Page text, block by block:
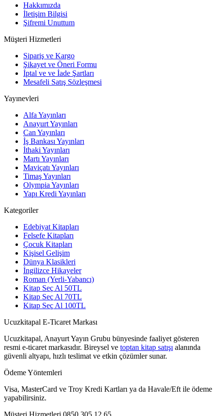
Hakkımızda
İletişim Bilgisi
Şifremi Unuttum
Müşteri Hizmetleri
Sipariş ve Kargo
Şikayet ve Öneri Formu
İptal ve ve İade Şartları
Mesafeli Satış Sözleşmesi
Yayınevleri
Alfa Yayınları
Anayurt Yayınları
Can Yayınları
İş Bankası Yayınları
İthaki Yayınları
Martı Yayınları
Maviçatı Yayınları
Timaş Yayınları
Olympia Yayınları
Yapı Kredi Yayınları
Kategoriler
Edebiyat Kitapları
Felsefe Kitapları
Çocuk Kitapları
Kişisel Gelişim
Dünya Klasikleri
İngilizce Hikayeler
Roman (Yerli-Yabancı)
Kitap Seç Al 50TL
Kitap Seç Al 70TL
Kitap Seç Al 100TL
Ucuzkitapal E-Ticaret Markası
Ucuzkitapal, Anayurt Yayın Grubu bünyesinde faaliyet gösteren
resmi e-ticaret markasıdır. Bireysel ve toptan kitap satışı alanında
güvenli altyapı, hızlı teslimat ve etkin çözümler sunar.
Ödeme Yöntemleri
Visa, MasterCard ve Troy Kredi Kartları ya da Havale/Eft ile ödeme
yapabilirsiniz.
Müşteri Hizmetleri 0850 305 12 65